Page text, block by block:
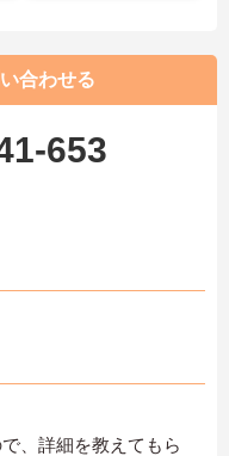
合わせる
653
、詳細を教えてもら